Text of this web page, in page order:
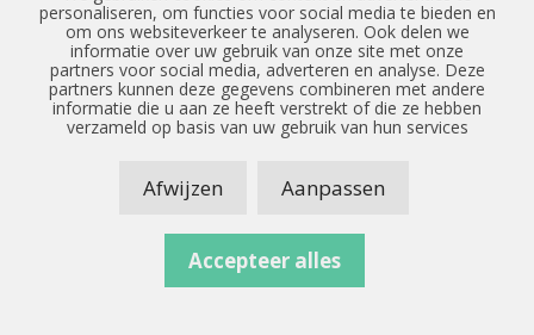
personaliseren, om functies voor social media te bieden en
om ons websiteverkeer te analyseren. Ook delen we
informatie over uw gebruik van onze site met onze
partners voor social media, adverteren en analyse. Deze
partners kunnen deze gegevens combineren met andere
informatie die u aan ze heeft verstrekt of die ze hebben
verzameld op basis van uw gebruik van hun services
Afwijzen Aanpassen
Accepteer alles